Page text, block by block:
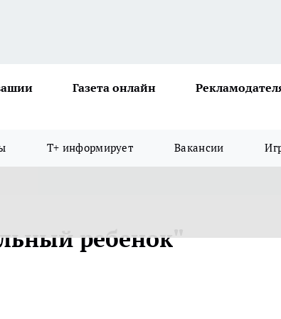
Газета онлайн
Т+ информирует Вакансии
ребенок"